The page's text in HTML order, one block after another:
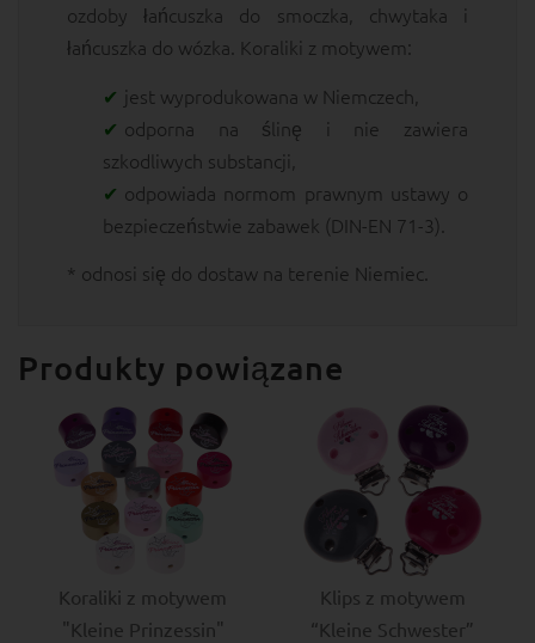
ozdoby łańcuszka do smoczka, chwytaka i
łańcuszka do wózka. Koraliki z motywem:
jest wyprodukowana w Niemczech,
odporna na ślinę i nie zawiera
szkodliwych substancji,
odpowiada normom prawnym ustawy o
bezpieczeństwie zabawek (DIN-EN 71-3).
* odnosi się do dostaw na terenie Niemiec.
Produkty powiązane
Koraliki z motywem
"Kleine Prinzessin"
Klips z motywem
“Kleine Schwester”